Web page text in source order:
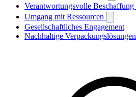
Verantwortungsvolle Beschaffung
Umgang mit Ressourcen
Gesellschaftliches Engagement
Nachhaltige Verpackungslösungen